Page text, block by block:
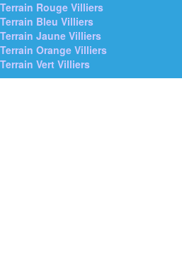
Terrain Rouge Villiers
Terrain Bleu Villiers
Terrain Jaune Villiers
Terrain Orange Villiers
Terrain Vert Villiers